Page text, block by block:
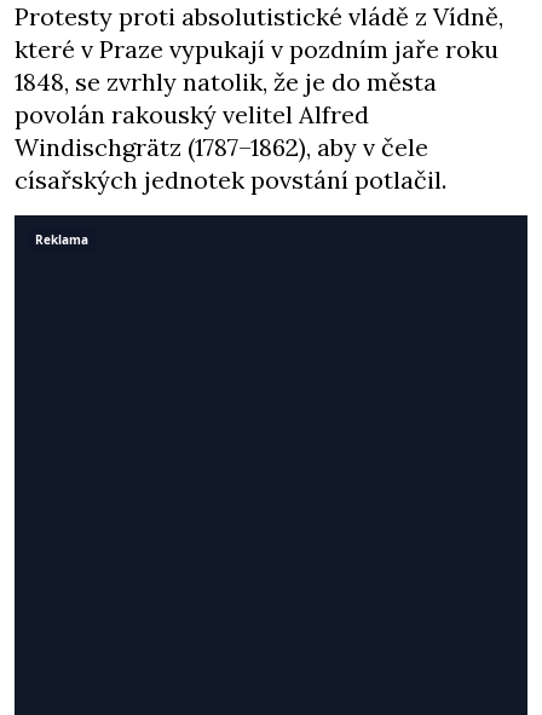
Protesty proti absolutistické vládě z Vídně,
které v Praze vypukají v pozdním jaře roku
1848, se zvrhly natolik, že je do města
povolán rakouský velitel Alfred
Windischgrätz (1787–1862), aby v čele
císařských jednotek povstání potlačil.
Reklama